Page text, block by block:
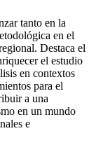
tanto en la
en el
Destaca el
el estudio
en contextos
para el
a una
en un mundo
e